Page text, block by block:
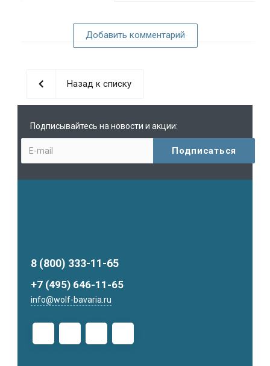
Добавить комментарий
Назад к списку
Подписывайтесь на новости и акции:
8 (800) 333-11-65
+7 (495) 646-11-65
info@wolf-bavaria.ru